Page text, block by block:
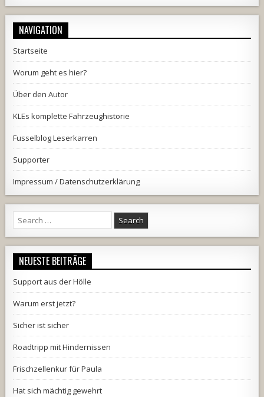
NAVIGATION
Startseite
Worum geht es hier?
Über den Autor
KLEs komplette Fahrzeughistorie
Fusselblog Leserkarren
Supporter
Impressum / Datenschutzerklärung
Search
for:
NEUESTE BEITRÄGE
Support aus der Hölle
Warum erst jetzt?
Sicher ist sicher
Roadtripp mit Hindernissen
Frischzellenkur für Paula
Hat sich mächtig gewehrt